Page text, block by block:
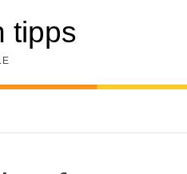
tipps